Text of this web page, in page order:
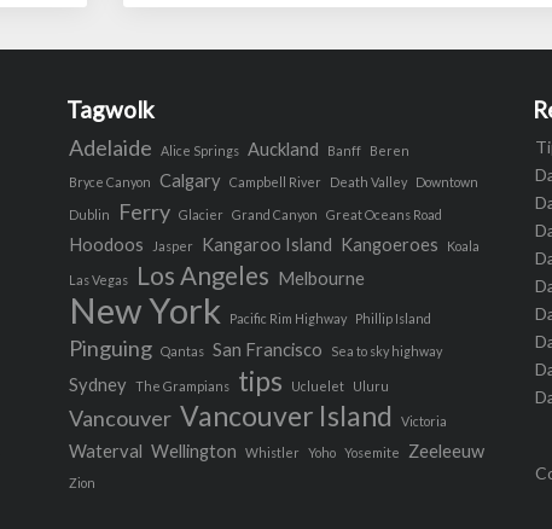
Tagwolk
Adelaide Alice Springs Auckland Banff
Beren
Bryce Canyon
Calgary Campbell River Death Valley Downtown
Dublin Ferry Glacier Grand Canyon Great Oceans Road
Hoodoos Jasper Kangaroo Island Kangoeroes Koala
Las Vegas Los Angeles Melbourne
New York Pacific Rim Highway Phillip Island
Pinguing Qantas San Francisco Sea to sky highway
Sydney The Grampians tips Ucluelet Uluru
Vancouver Vancouver Island Victoria
Waterval Wellington Whistler Yoho Yosemite Zeeleeuw
Zion